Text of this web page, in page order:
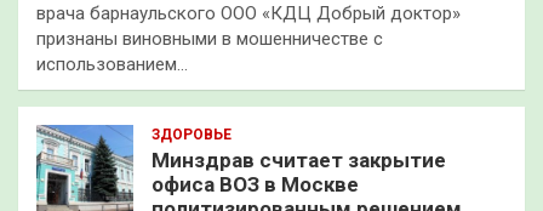
врача барнаульского ООО «КДЦ Добрый доктор»
признаны виновными в мошенничестве с
использованием…
ЗДОРОВЬЕ
Минздрав считает закрытие
офиса ВОЗ в Москве